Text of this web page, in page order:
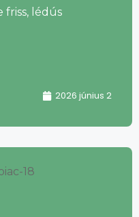
friss, lédús
2026 június 2